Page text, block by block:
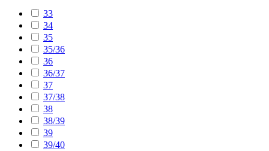
33
34
35
35/36
36
36/37
37
37/38
38
38/39
39
39/40